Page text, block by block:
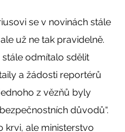
už ne tak pravidelně.
stále odmítalo sdělit
a žádosti reportérů
z vězňů byly
důvodů“.
krvi, ale ministerstvo